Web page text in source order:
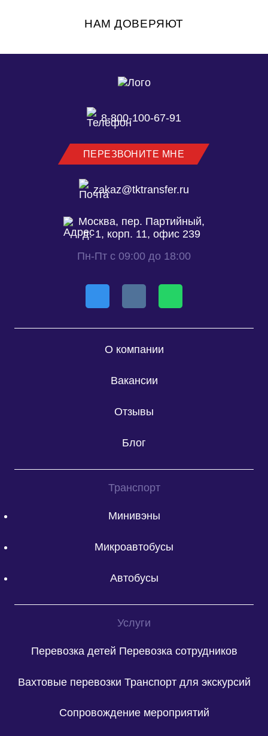
них: B2B-Center, Bidzaar, Фабрикант, OTC.ru и
НАМ ДОВЕРЯЮТ
8-800-100-67-91
ПЕРЕЗВОНИТЕ МНЕ
zakaz@tktransfer.ru
Москва, пер. Партийный,
д. 1, корп. 11, офис 239
Пн-Пт с 09:00 до 18:00
О компании
Вакансии
Отзывы
Блог
Транспорт
Минивэны
Микроавтобусы
Автобусы
Услуги
Перевозка детей Перевозка сотрудников
Вахтовые перевозки Транспорт для экскурсий
Сопровождение мероприятий